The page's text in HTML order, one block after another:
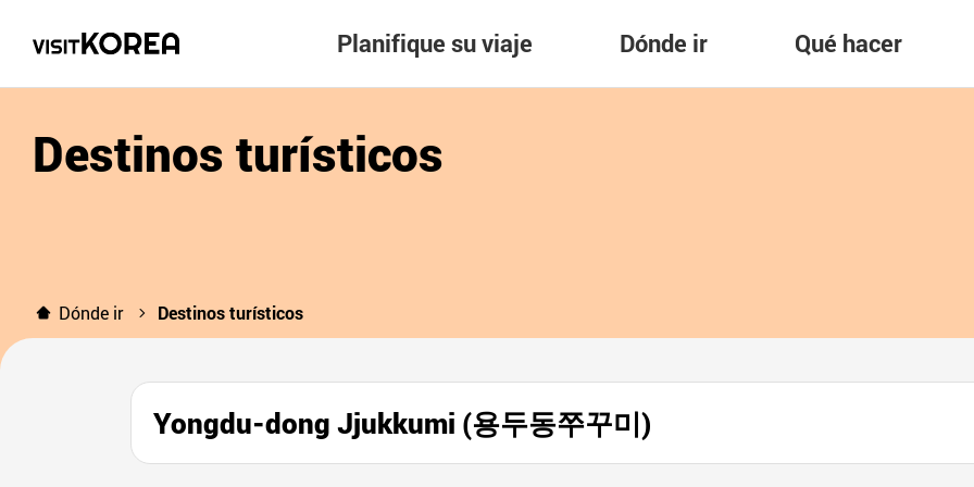
Planifique su viaje Dónde ir Qué hacer
Destinos turísticos
Dónde ir Destinos turísticos
Yongdu-dong Jjukkumi (용두동쭈꾸미)